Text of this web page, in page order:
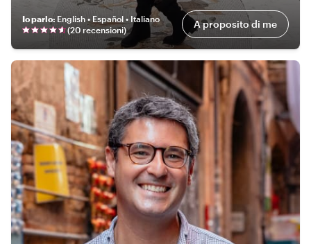
Io parlo: English • Español • Italiano
(20 recensioni) A proposito di me